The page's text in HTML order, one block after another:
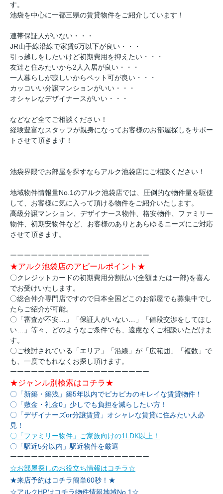
す。
池袋を中心に一都三県の賃貸物件をご紹介しています！
連帯保証人がいない・・・
JR山手線沿線で家賃6万以下が良い・・・
引っ越しをしたいけど初期費用を抑えたい・・・
友達と住みたいから2人入居が良い・・・
一人暮らしが寂しいからペット可が良い・・・
カッコいい分譲マンションがいい・・・
オシャレなデザイナースがいい・・・
などなど全てご相談ください！
経験豊富なスタッフが親身になってお客様のお部屋探しをサポー
トさせて頂きます！
池袋界隈でお部屋を探すならアルク池袋店にご相談ください！
地域物件情報量No.1のアルク池袋店では、圧倒的な物件量を駆使
して、お客様に気に入って頂ける物件をご紹介いたします。
高級分譲マンション、デザイナース物件、格安物件、ファミリー
物件、初期安物件など、お客様のありとあらゆるニーズにご対応
させて頂きます。
ーーーーーーーーーーーーーーーーーーーー
★アルク池袋店のアピールポイント★
〇クレジットカードの初期費用分割払い(全額または一部)を喜ん
でお受けいたします。
〇総合仲介専門店ですので日本全国どこのお部屋でも募集中でし
たらご紹介が可能。
〇「審査が不安…」「保証人がいない…」「値段交渉をしてほし
い…」等々、どのようなご条件でも、遠慮なくご相談いただけま
す。
〇ご検討されている「エリア」「沿線」が「広範囲」「複数」で
も、一度でもれなくお探し頂けます。
ーーーーーーーーーーーーーーーーーーーー
★ジャンル別検索はコチラ★
〇「新築・築浅」築5年以内でピカピカのキレイな賃貸物件！
〇「敷金・礼金0」少しでも負担を減らしたい方！
〇「デザイナーズor分譲賃貸」オシャレな賃貸に住みたい人必
見！
〇「ファミリー物件」ご家族向けの1LDK以上！
〇「駅近5分以内」駅近物件を厳選
ーーーーーーーーーーーーーーーーーーーー
☆お部屋探しのお役立ち情報はコチラ☆
★来店予約はコチラ簡単60秒！★
☆アルクHPはコチラ物件情報地域No.1☆